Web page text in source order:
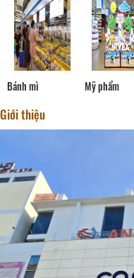
Bánh mì Mỹ phẩm
Giới thiệu